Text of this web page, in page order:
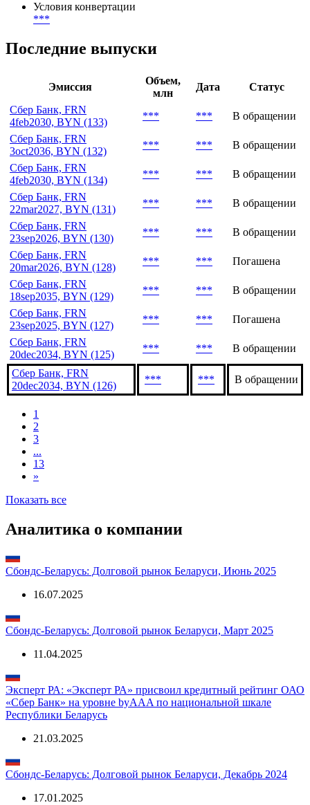
Условия конвертации
***
Последние выпуски
Эмиссия
Объем,
млн
Дата
Статус
Сбер Банк, FRN
4feb2030, BYN (133)
*** ***
В обращении
Сбер Банк, FRN
3oct2036, BYN (132)
*** ***
В обращении
Сбер Банк, FRN
4feb2030, BYN (134)
*** ***
В обращении
Сбер Банк, FRN
22mar2027, BYN (131)
*** ***
В обращении
Сбер Банк, FRN
23sep2026, BYN (130)
*** ***
В обращении
Сбер Банк, FRN
20mar2026, BYN (128)
*** ***
Погашена
Сбер Банк, FRN
18sep2035, BYN (129)
*** ***
В обращении
Сбер Банк, FRN
23sep2025, BYN (127)
*** ***
Погашена
Сбер Банк, FRN
20dec2034, BYN (125)
*** *** В обращении
Сбер Банк, FRN
20dec2034, BYN (126)
*** *** В обращении
1
2
3
...
13
»
Показать все
Аналитика о компании
Сбондс-Беларусь: Долговой рынок Беларуси, Июнь 2025
16.07.2025
Сбондс-Беларусь: Долговой рынок Беларуси, Март 2025
11.04.2025
Эксперт РА: «Эксперт РА» присвоил кредитный рейтинг ОАО
«Сбер Банк» на уровне byAAA по национальной шкале
Республики Беларусь
21.03.2025
Сбондс-Беларусь: Долговой рынок Беларуси, Декабрь 2024
17.01.2025